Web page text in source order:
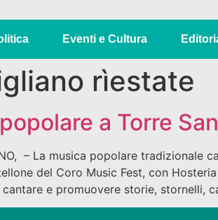
Eventi e Cultura
rìestate
a Torre
– La musica popolare tradizionale
del Coro Music Fest, con
e promuovere storie, stornelli,